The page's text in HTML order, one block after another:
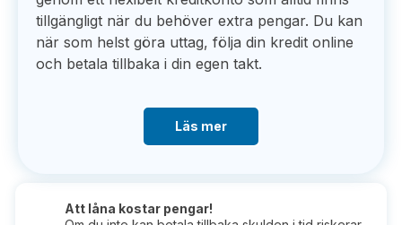
tillgängligt när du behöver extra pengar. Du kan
när som helst göra uttag, följa din kredit online
och betala tillbaka i din egen takt.
Läs mer
Att låna kostar pengar!